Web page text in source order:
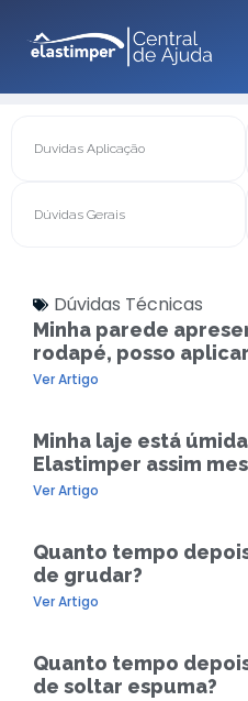
Duvidas Aplicação
Dúvidas Gerais
Dúvidas Técnicas
Minha parede
rodapé, posso
Ver Artigo
Minha laje está
Elastimper assim
Ver Artigo
Quanto tempo
de grudar?
Ver Artigo
Quanto tempo
de soltar espuma?